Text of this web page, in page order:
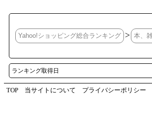
Yahoo!ショッピング総合ランキング > 本、
ランキング取得日
TOP 当サイトについて プライバシーポリシー